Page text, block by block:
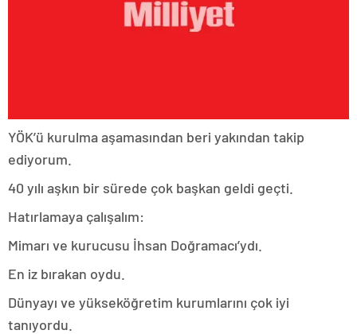
YÖK’ü kurulma aşamasından beri yakından takip
ediyorum.
40 yılı aşkın bir sürede çok başkan geldi geçti.
Hatırlamaya çalışalım:
Mimarı ve kurucusu İhsan Doğramacı’ydı.
En iz bırakan oydu.
Dünyayı ve yükseköğretim kurumlarını çok iyi
tanıyordu.